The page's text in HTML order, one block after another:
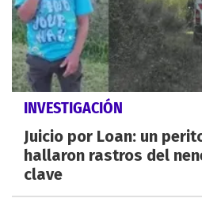
INVESTIGACIÓN
Juicio por Loan: un
hallaron rastros del
clave